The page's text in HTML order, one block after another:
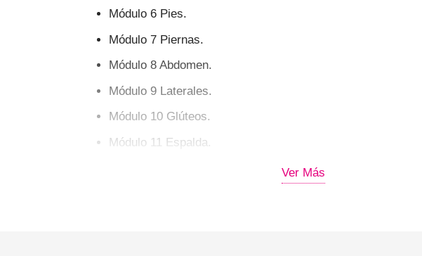
Módulo 6 Pies.
Módulo 7 Piernas.
Módulo 8 Abdomen.
Módulo 9 Laterales.
Módulo 10 Glúteos.
Módulo 11 Espalda.
Ver Más